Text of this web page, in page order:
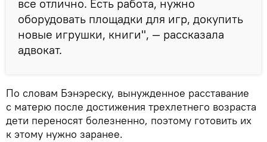
все отлично. Есть работа, нужно
оборудовать площадки для игр, докупить
новые игрушки, книги", — рассказала
адвокат.
По словам Бэнэреску, вынужденное расставание
с матерю после достижения трехлетнего возраста
дети переносят болезненно, поэтому готовить их
к этому нужно заранее.